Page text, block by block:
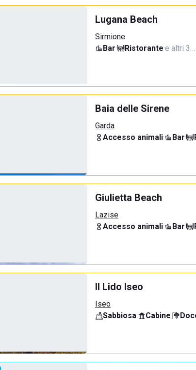
Lugana Beach
Sirmione
Bar· Ristorante·e altri 3…
Baia delle Sirene
Garda
Accesso animali· Bar·
Giulietta Beach
Lazise
Accesso animali· Bar·
Il Lido Iseo
Iseo
Sabbiosa· Cabine·